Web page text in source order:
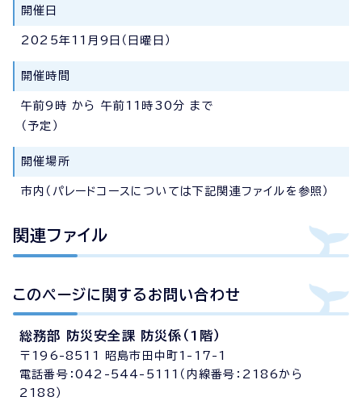
開催日
2025年11月9日（日曜日）
開催時間
午前9時 から 午前11時30分 まで
（予定）
開催場所
市内（パレードコースについては下記関連ファイルを参照）
関連ファイル
このページに関する お問い合わせ
総務部 防災安全課 防災係（1階）
〒196-8511 昭島市田中町1-17-1
電話番号：042-544-5111（内線番号：2186から
2188）